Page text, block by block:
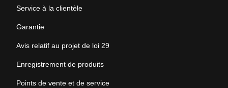
Service à la clientèle
Garantie
Avis relatif au projet de loi 29
Enregistrement de produits
Points de vente et de service